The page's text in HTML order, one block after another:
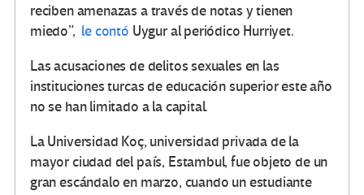
reciben amenazas a través de notas y tienen
miedo”, le contó Uygur al periódico Hurriyet.
Las acusaciones de delitos sexuales en las
instituciones turcas de educación superior este año
no se han limitado a la capital.
La Universidad Koç, universidad privada de la
mayor ciudad del país, Estambul, fue objeto de un
gran escándalo en marzo, cuando un estudiante